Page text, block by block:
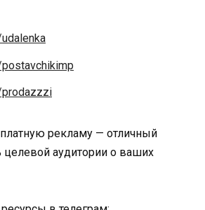
рекламу — отличный
целевой аудитории о ваших